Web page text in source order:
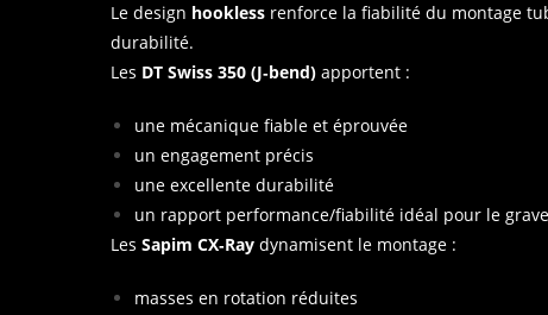
Le design hooklessrenforce la fiabilité du montage
durabilité.
Les DT Swiss 350 (J‑bend)apportent :
une mécanique fiable et éprouvée
un engagement précis
une excellente durabilité
un rapport performance/fiabilité idéal pour le
Les Sapim CX‑Raydynamisent le montage :
masses en rotation réduites